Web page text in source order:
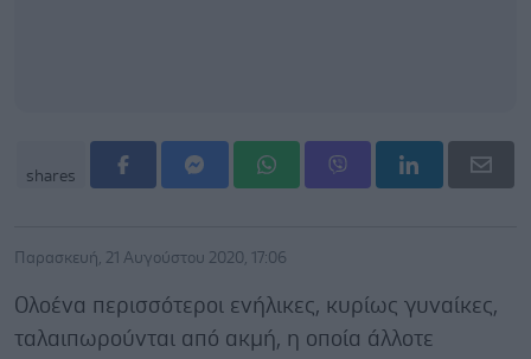
shares
Παρασκευή, 21 Αυγούστου 2020, 17:06
Ολοένα περισσότεροι ενήλικες, κυρίως γυναίκες,
ταλαιπωρούνται από ακμή, η οποία άλλοτε